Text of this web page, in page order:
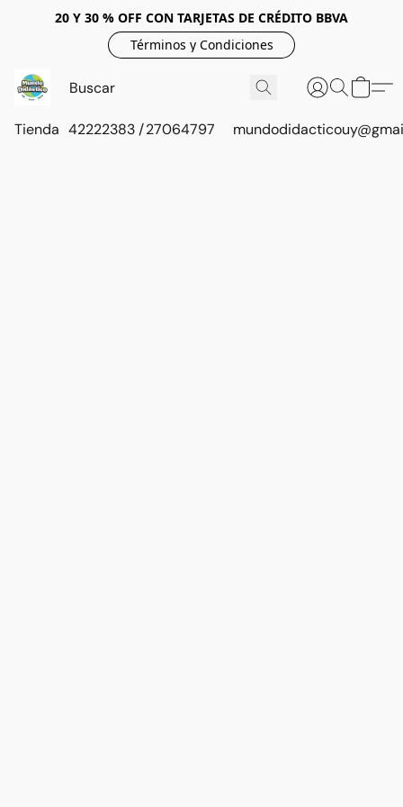
20 Y 30 % OFF CON TARJETAS DE CRÉDITO BBVA
Términos y Condiciones
Tienda 42222383 / 27064797